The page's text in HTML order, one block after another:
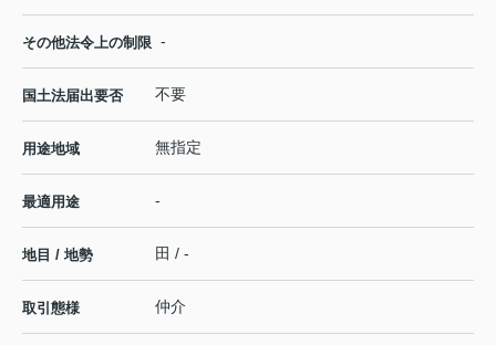
その他法令上の制限 -
国土法届出要否 不要
用途地域 無指定
最適用途 -
地目 / 地勢 田 / -
取引態様 仲介